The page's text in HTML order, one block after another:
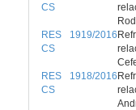
CS
RES 1919/2016
CS
RES 1918/2016
CS